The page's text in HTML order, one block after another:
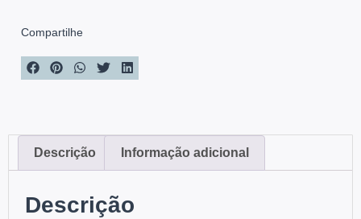
Compartilhe
Descrição Informação adicional
Descrição